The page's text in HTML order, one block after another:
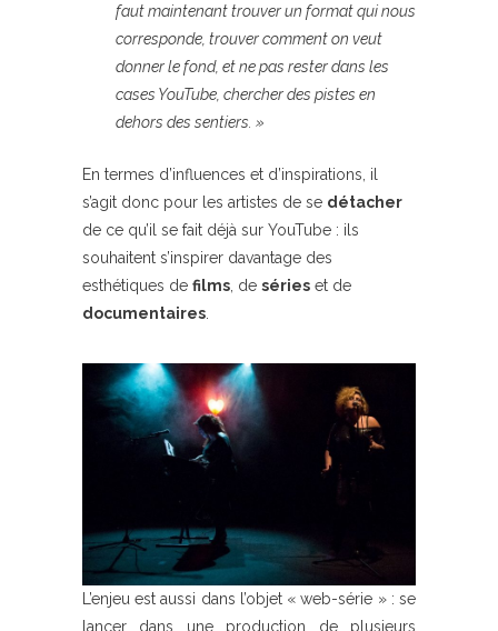
faut maintenant trouver un format qui nous
corresponde, trouver comment on veut
donner le fond, et ne pas rester dans les
cases YouTube, chercher des pistes en
dehors des sentiers. »
En termes d’influences et d’inspirations, il
s’agit donc pour les artistes de se détacher
de ce qu’il se fait déjà sur YouTube : ils
souhaitent s’inspirer davantage des
esthétiques de films , de séries et de
documentaires
L’enjeu est aussi dans l’objet « web-série » : se
lancer dans une production de plusieurs